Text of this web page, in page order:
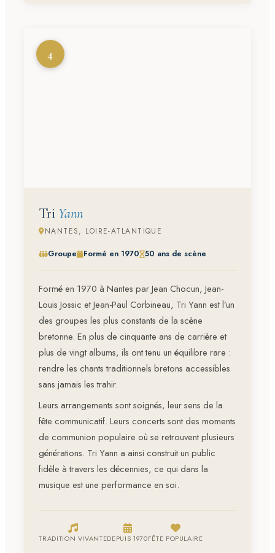
4
Tri Yann
NANTES, LOIRE-ATLANTIQUE
Groupe Formé en 1970 50 ans de scène
Formé en 1970 à Nantes par Jean Chocun, Jean-
Louis Jossic et Jean-Paul Corbineau, Tri Yann est l’un
des groupes les plus constants de la scène
bretonne. En plus de cinquante ans de carrière et
plus de vingt albums, ils ont tenu un équilibre rare :
rendre les chants traditionnels bretons accessibles
sans jamais les trahir.
Leurs arrangements sont soignés, leur sens de la
fête communicatif. Leurs concerts sont des moments
de communion populaire où se retrouvent plusieurs
générations. Tri Yann a ainsi construit un public
fidèle à travers les décennies, ce qui dans la
musique est une performance en soi.
TRADITION VIVANTEDEPUIS 1970FÊTE POPULAIRE